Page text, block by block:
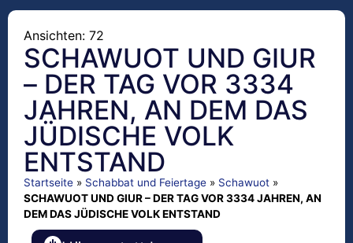
Ansichten: 72
SCHAWUOT UND GIUR
– DER TAG VOR 3334
JAHREN, AN DEM DAS
JÜDISCHE VOLK
ENTSTAND
Startseite » Schabbat und Feiertage » Schawuot »
SCHAWUOT UND GIUR – DER TAG VOR 3334 JAHREN, AN
DEM DAS JÜDISCHE VOLK ENTSTAND